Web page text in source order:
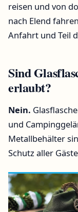
reisen und von
nach Elend
Anfahrt und Teil
Sind
erlaubt?
Nein.
und
Metallbehälter
Schutz aller